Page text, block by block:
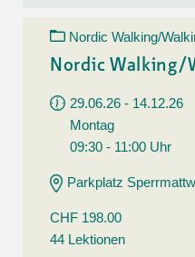
Nordic Walking/
Nordic Walking/
29.06.26 - 14.12.26
Montag
09:30 - 11:00 Uhr
Parkplatz
CHF 198.00
44 Lektionen